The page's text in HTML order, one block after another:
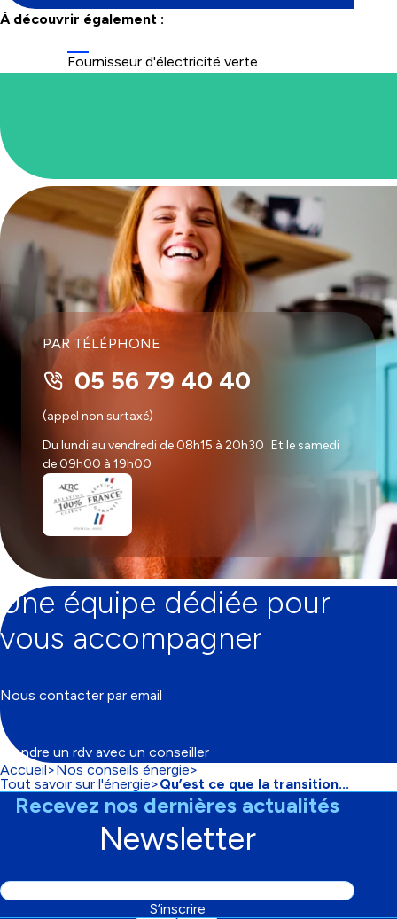
À découvrir également :
Fournisseur d'électricité verte
PAR TÉLÉPHONE
05 56 79 40 40
(appel non surtaxé)
Du lundi au vendredi de 08h15 à 20h30 Et le samedi
de 09h00 à 19h00
Une équipe dédiée pour
vous accompagner
Nous contacter par email
Prendre un rdv avec un conseiller
Fil
d'Ariane
Accueil
Nos conseils énergie
Tout savoir sur l'énergie
Qu’est ce que la transition...
Recevez nos dernières actualités
Newsletter
Adresse
S’inscrire